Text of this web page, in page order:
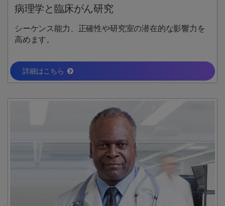
病理学と臨床がん研究
シーケンス能力、正確性や研究室の潜在的な影響力を
高めます。
詳細はこちら